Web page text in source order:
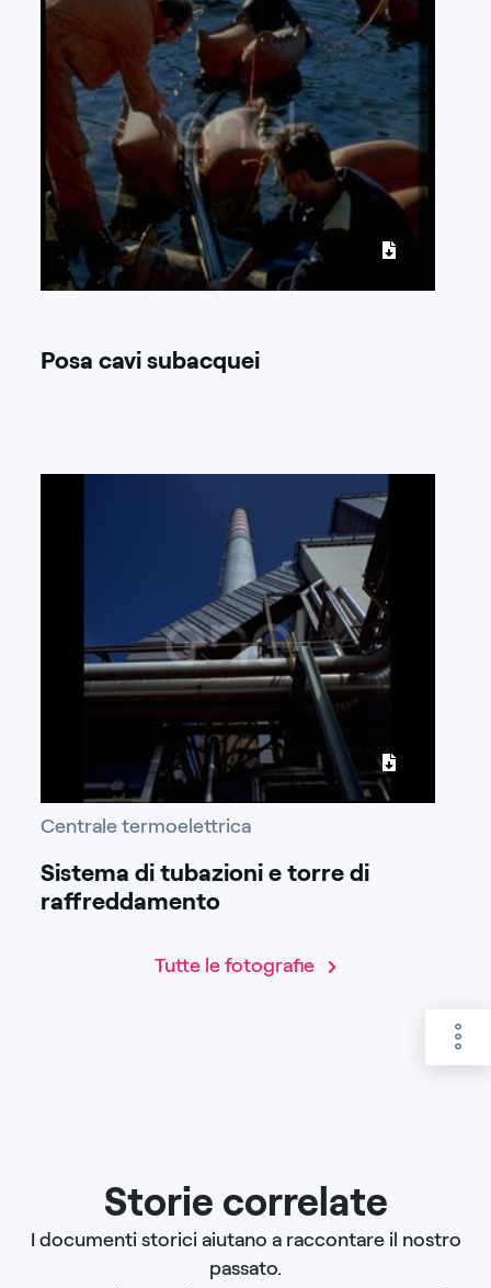
Posa cavi subacquei
Centrale termoelettrica
Sistema di tubazioni e torre di
raffreddamento
Tutte le fotografie
Storie correlate
I documenti storici aiutano a raccontare il nostro
passato.